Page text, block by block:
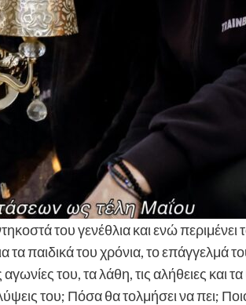
του γενέθλια και ενώ
τα παιδικά του χρόνια, το επάγγελμά
του, τα λάθη, τις αλήθειες και
του; Πόσα θα τολμήσει να πει;